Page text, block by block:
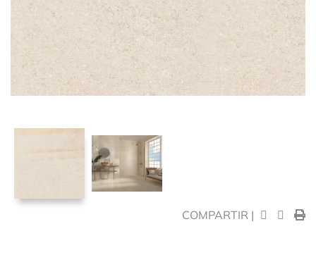
COMPARTIR |